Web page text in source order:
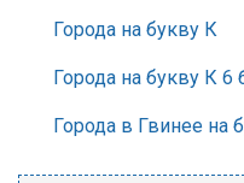
Города на букву К
Города на букву К 6
Города в Гвинее на